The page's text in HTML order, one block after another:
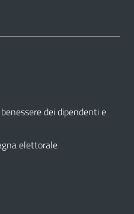
dei dipendenti e
elettorale